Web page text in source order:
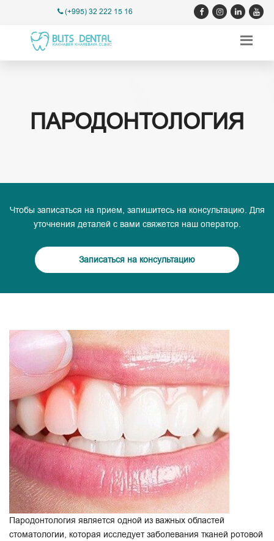
(+995) 32 222 15 16
ПАРОДОНТОЛОГИЯ
Чтобы записаться на прием, запишитесь на консультацию. Для
уточнения деталей с вами свяжется наш оператор.
Записаться на консультацию
Пародонтология является одной из важных областей
стоматологии, которая исследует заболевания тканей ротовой